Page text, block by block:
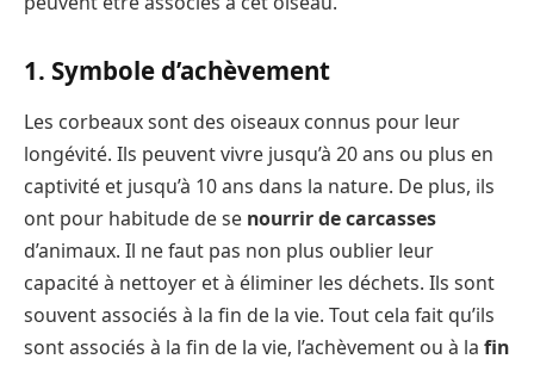
1. Symbole d’achèvement
Les corbeaux sont des oiseaux connus pour leur
longévité. Ils peuvent vivre jusqu’à 20 ans ou plus en
captivité et jusqu’à 10 ans dans la nature. De plus, ils
ont pour habitude de se nourrir de carcasses
d’animaux. Il ne faut pas non plus oublier leur
capacité à nettoyer et à éliminer les déchets. Ils sont
souvent associés à la fin de la vie. Tout cela fait qu’ils
sont associés à la fin de la vie, l’achèvement ou à la fin